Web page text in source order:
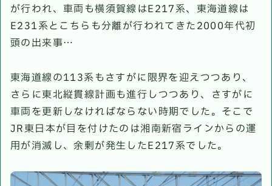
が行われ、車両も横須賀線はE217系、東海道線は
E231系とこちらも分離が行われてきた2000年代初
頭の出来事…
東海道線の113系もさすがに限界を迎えつつあり、
さらに東北縦貫線計画も進行しつつあり、さすがに
車両を更新しなければならない時期でした。そこで
JR東日本が目を付けたのは湘南新宿ラインからの運
用が消滅し、余剰が発生したE217系でした。